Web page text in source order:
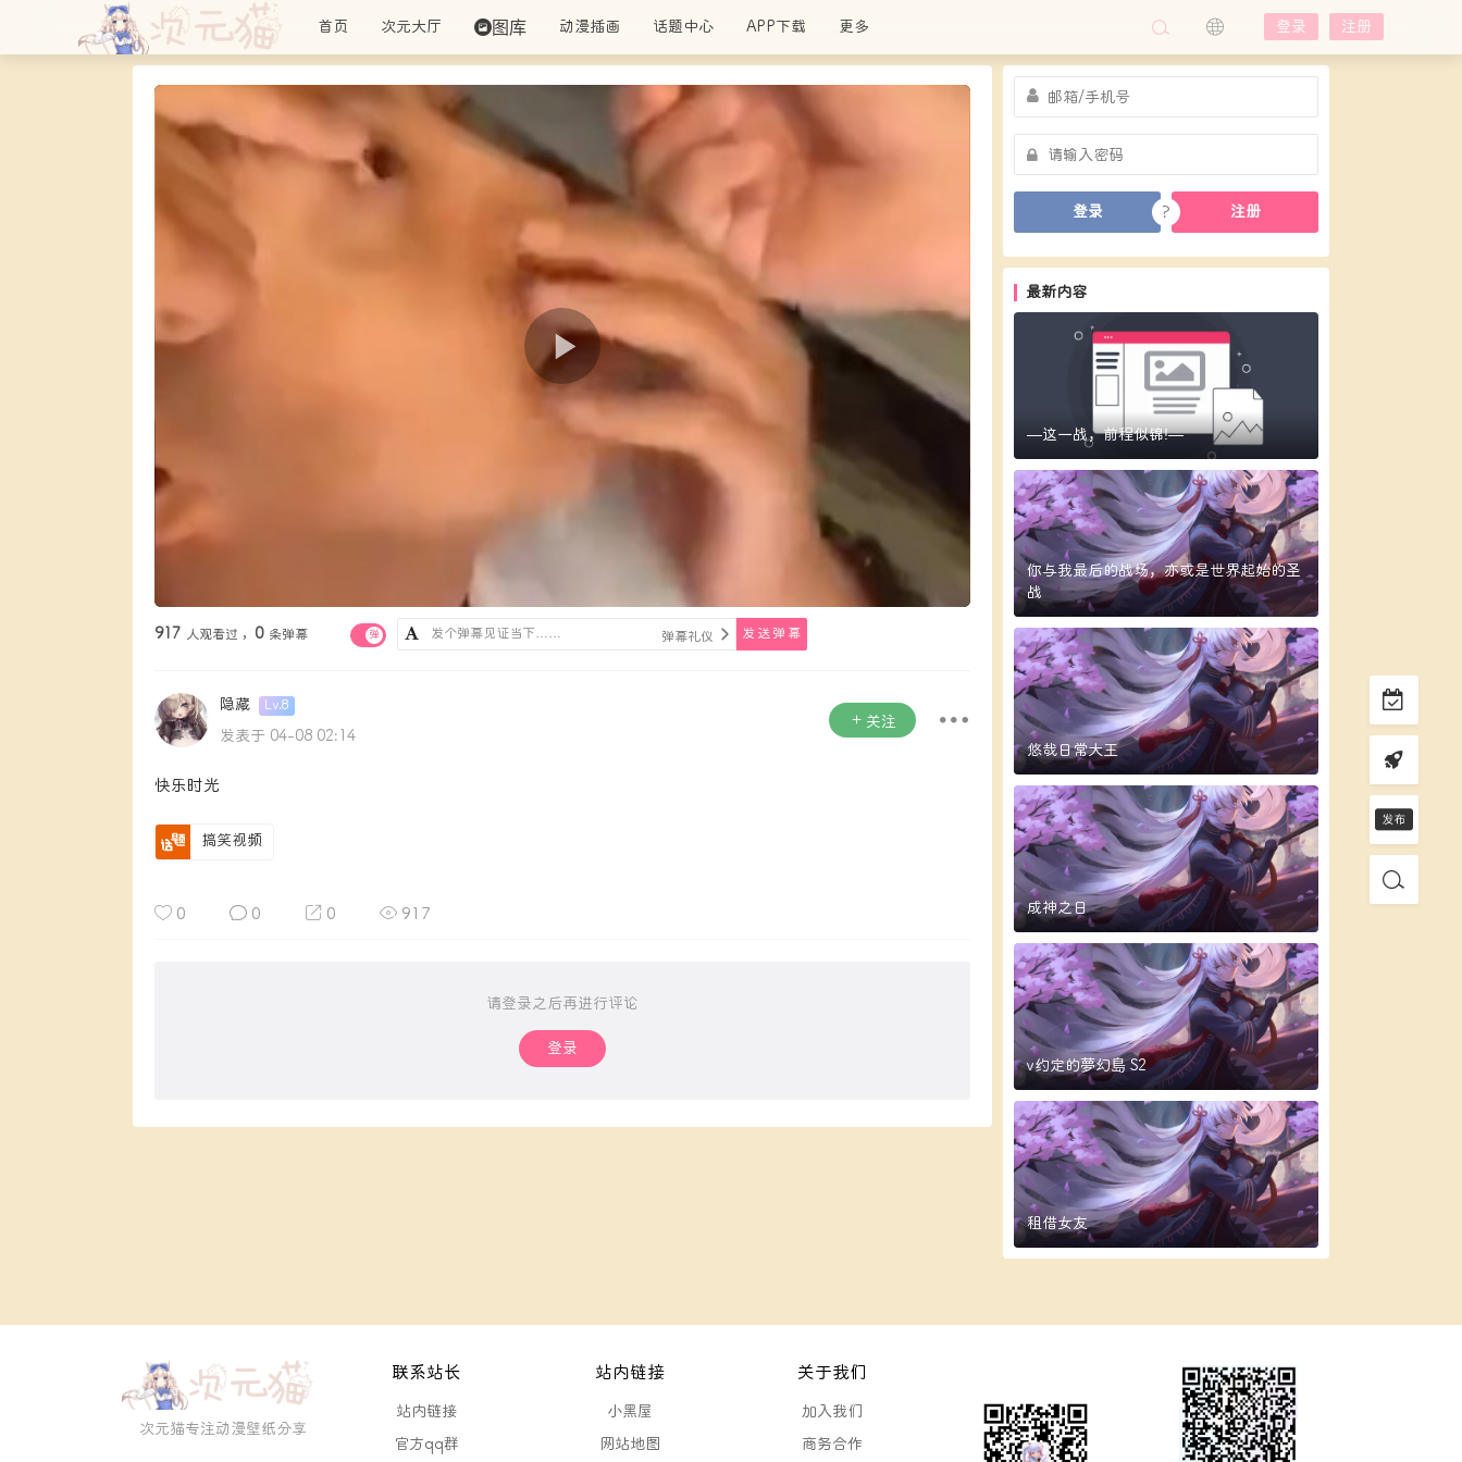
首页 次元大厅 图库 动漫插画 话题中心 APP下载 更多 登录 注册
917 人观看过 ， 0 条弹幕 发送弹幕
弹幕礼仪
弹
隐藏 Lv.8
发表于 04-08 02:14
关注
快乐时光
搞笑视频
0 0 0 917
请登录之后再进行评论
登录
登录 ? 注册
最新内容
—这一战，前程似锦!—
你与我最后的战场，亦或是世界起始的圣
战
悠哉日常大王
成神之日
v约定的夢幻島 S2
租借女友
次元猫专注动漫壁纸分享
联系站长
站内链接
官方qq群
站内链接
小黑屋
网站地图
关于我们
加入我们
商务合作